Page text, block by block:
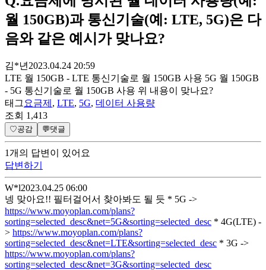
월 150GB)과 통신기술(예: LTE, 5G)은 다
음와 같은 예시가 맞나요?
김*년 2023.04.24 20:59
LTE 월 150GB - LTE 통신기술로 월 150GB 사용 5G 월 150GB
- 5G 통신기술로 월 150GB 사용 위 내용이 맞나요?
태그 요금제 , LTE, 5G, 데이터 사용량
조회 1,413
♡공감 💬댓글
1개 의 답변이 있어요
답변하기
W*l2023.04.25 06:00
넹 맞아요!! 필터걸어서 찾아봐도 될 듯 * 5G ->
https://www.moyoplan.com/plans?
sorting=selected_desc&net=5G&sorting=selected_desc * 4G(LTE) -
> https://www.moyoplan.com/plans?
sorting=selected_desc&net=LTE&sorting=selected_desc * 3G ->
https://www.moyoplan.com/plans?
sorting=selected_desc&net=3G&sorting=selected_desc